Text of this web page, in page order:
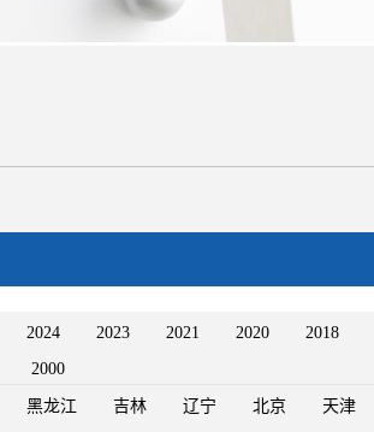
2024 2023 2021 2020 2018
2000
黑龙江 吉林 辽宁 北京 天津